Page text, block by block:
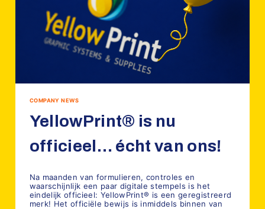
COMPANY NEWS
YellowPrint® is nu
officieel… écht van ons!
YellowPrint
Na maanden van formulieren, controles en
waarschijnlijk een paar digitale stempels is het
eindelijk officieel: YellowPrint® is een geregistreerd
merk! Het officiële bewijs is inmiddels binnen van